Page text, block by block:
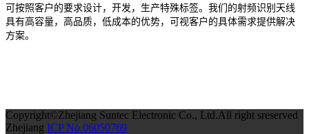
可按照客户的要求设计，开发，生产特殊标签。我们的射频识别天线
具有高容量，高品质，低成本的优势，可视客户的具体需求提供解决
方案。
Copyright©Zhejiang Suntec Electronic Co., Ltd.All right sreserved
Zhejiang ICP No.06050769